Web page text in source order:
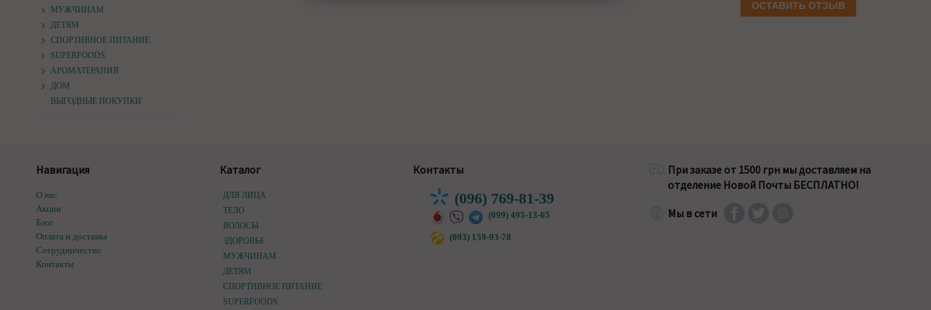
МУЖЧИНАМ
ДЕТЯМ
СПОРТИВНОЕ ПИТАНИЕ
SUPERFOODS
АРОМАТЕРАПИЯ
ДОМ
ВЫГОДНЫЕ ПОКУПКИ
ОСТАВИТЬ ОТЗЫВ
Навигация
О нас
Акции
Блог
Оплата и доставка
Сотрудничество
Контакты
Каталог
ДЛЯ ЛИЦА
ТЕЛО
ВОЛОСЫ
ЗДОРОВЬЕ
МУЖЧИНАМ
ДЕТЯМ
СПОРТИВНОЕ ПИТАНИЕ
SUPERFOODS
Контакты
(096) 769-81-39
(099) 495-13-65
(093) 159-93-78
При заказе от 1500 грн мы доставляем на
отделение Новой Почты БЕСПЛАТНО!
Мы в сети